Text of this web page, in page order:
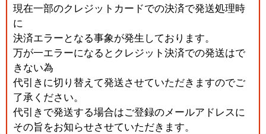
現在一部のクレジットカードでの決済で発送処理時
に
決済エラーとなる事象が発生しております。
万が一エラーになるとクレジット決済での発送はで
きない為
代引きに切り替えて発送させていただきますのでご
了承ください。
代引きで発送する場合はご登録のメールアドレスに
その旨をお知らせさせていただきます。